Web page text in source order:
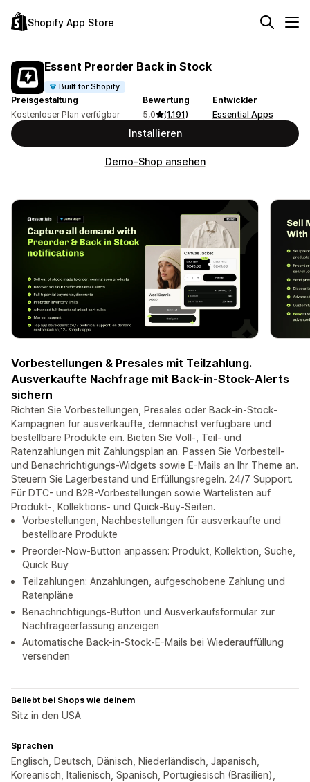
Shopify App Store
Essent Preorder Back in Stock
Built for Shopify
Preisgestaltung
Kostenloser Plan verfügbar
Bewertung
5,0
(1.191)
Entwickler
Essential Apps
Installieren
Demo-Shop ansehen
Vorbestellungen & Presales mit Teilzahlung.
Ausverkaufte Nachfrage mit Back-in-Stock-Alerts
sichern
Richten Sie Vorbestellungen, Presales oder Back-in-Stock-
Kampagnen für ausverkaufte, demnächst verfügbare und
bestellbare Produkte ein. Bieten Sie Voll-, Teil- und
Ratenzahlungen mit Zahlungsplan an. Passen Sie Vorbestell-
und Benachrichtigungs-Widgets sowie E-Mails an Ihr Theme an.
Steuern Sie Lagerbestand und Erfüllungsregeln. 24/7 Support.
Für DTC- und B2B-Vorbestellungen sowie Wartelisten auf
Produkt-, Kollektions- und Quick-Buy-Seiten.
Vorbestellungen, Nachbestellungen für ausverkaufte und
bestellbare Produkte
Preorder-Now-Button anpassen: Produkt, Kollektion, Suche,
Quick Buy
Teilzahlungen: Anzahlungen, aufgeschobene Zahlung und
Ratenpläne
Benachrichtigungs-Button und Ausverkaufsformular zur
Nachfrageerfassung anzeigen
Automatische Back-in-Stock-E-Mails bei Wiederauffüllung
versenden
Beliebt bei Shops wie deinem
Sitz in den USA
Sprachen
Englisch, Deutsch, Dänisch, Niederländisch, Japanisch,
Koreanisch, Italienisch, Spanisch, Portugiesisch (Brasilien),